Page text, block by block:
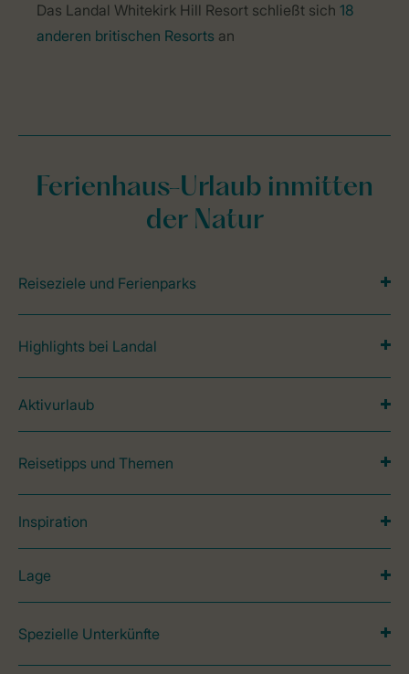
Das Landal Whitekirk Hill Resort schließt sich 18
anderen britischen Resorts an
Ferienhaus-Urlaub inmitten
der Natur
Reiseziele und Ferienparks
Highlights bei Landal
Aktivurlaub
Reisetipps und Themen
Inspiration
Lage
Spezielle Unterkünfte